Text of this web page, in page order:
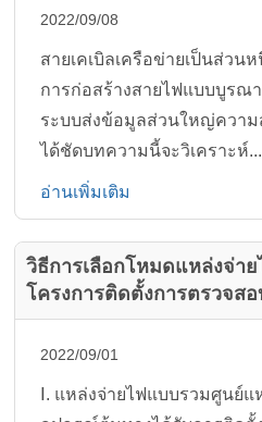
2022/09/08
สายเคเบิลเครือข่ายเป็นส่วน
การก่อสร้างสายไฟแบบบูรณ
ระบบส่งข้อมูลส่วนใหญ่ควา
ได้ชัดบทความนี้จะวิเคราะห์...
อ่านเพิ่มเติม
วิธีการเลือกโหมดแหล่งจ่า
โครงการติดตั้งการตรวจสอ
2022/09/01
Ⅰ. แหล่งจ่ายไฟแบบรวมศูนย์